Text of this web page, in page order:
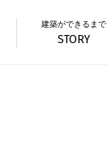
建築ができるまで
STORY